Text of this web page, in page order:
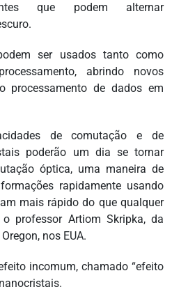
que podem alternar
ser usados tanto como
abrindo novos
processamento de dados em
de comutação e de
poderão um dia se tornar
óptica, uma maneira de
rapidamente usando
mais rápido do que qualquer
professor Artiom Skripka, da
nos EUA.
incomum, chamado “efeito